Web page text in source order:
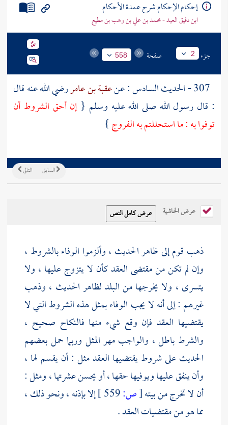
إحكام الإحكام شرح عمدة الأحكام
ابن دقيق العيد - محمد بن علي بن وهب بن مطيع
جزء 2 صفحة 558
عقبة بن عامررضي الله عنه قال
: قال رسول الله صلى الله عليه وسلم {إن أحق الشروط أن
توفوا به : ما استحللتم به الفروج}
التالي السابق
عرض الحاشية
ذهب قوم إلى ظاهر الحديث ، وألزموا الوفاء بالشروط ،
وإن لم تكن من مقتضى العقد كأن لا يتزوج عليها ، ولا
يتسرى ، ولا يخرجها من البلد لظاهر الحديث ، وذهب
غيرهم : إلى أنه لا يجب الوفاء بمثل هذه الشروط التي لا
يقتضيها العقد فإن وقع شيء منها فالنكاح صحيح ،
والشرط باطل ، والواجب مهر المثل وربما حمل بعضهم
الحديث على شروط يقتضيها العقد مثل : أن يقسم لها ،
وأن ينفق عليها ويوفيها حقها ، أو يحسن عشرتها ، ومثل :
أن لا تخرج من بيته[ص:
إلا بإذنه ، ونحو ذلك ،
مما هو من مقتضيات العقد .